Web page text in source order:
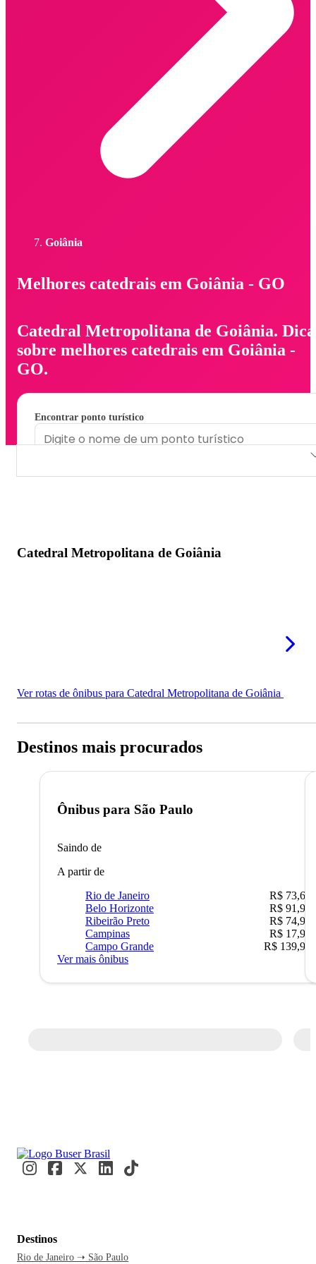
Goiânia
Melhores catedrais em Goiânia - GO
Catedral Metropolitana de Goiânia.
sobre melhores catedrais em Goiânia -
GO.
Encontrar ponto turístico
Catedral Metropolitana de Goiânia
Ver rotas de ônibus para Catedral Metropolitana de Goiânia
Destinos mais procurados
Ônibus para São Paulo
Saindo de
A partir de
Rio de Janeiro
R$ 73,68
Belo Horizonte
R$ 91,90
Ribeirão Preto
R$ 74,90
Campinas
R$ 17,90
Campo Grande
R$ 139,90
Ver mais ônibus
Destinos
Rio de Janeiro ➝ São Paulo